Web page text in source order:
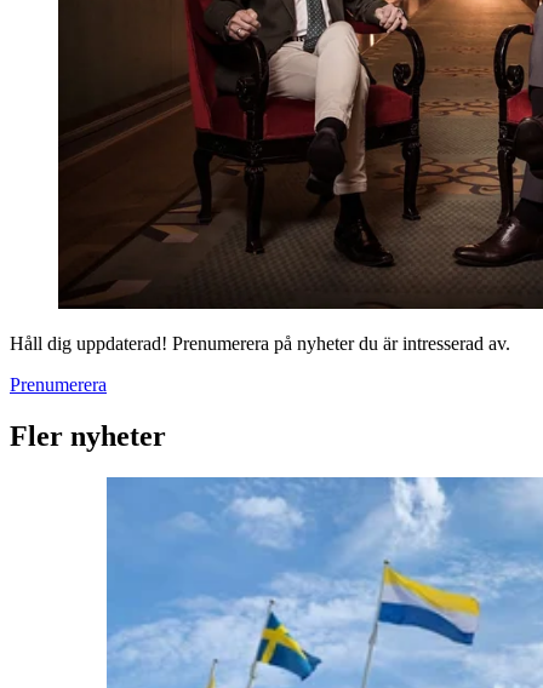
Håll dig uppdaterad! Prenumerera på nyheter du är intresserad av.
Prenumerera
Fler nyheter